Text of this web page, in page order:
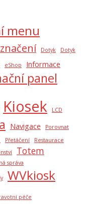
menu
Dotyk Dotyk
eShop Informace
panel
Kiosek LCD
Navigace
Porovnat
Přetáčení
Restaurace
Totem
správa
WVkiosk
péče